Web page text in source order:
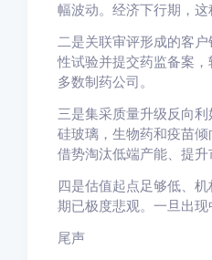
幅波动。经济下行期，这
二是关联审评形成的客
性试验并提交药监备案
多数制药公司。
三是集采质量升级反向
硅玻璃，生物药和疫苗
借势淘汰低端产能、提
四是估值起点足够低、
期已极度悲观。一旦出
尾声